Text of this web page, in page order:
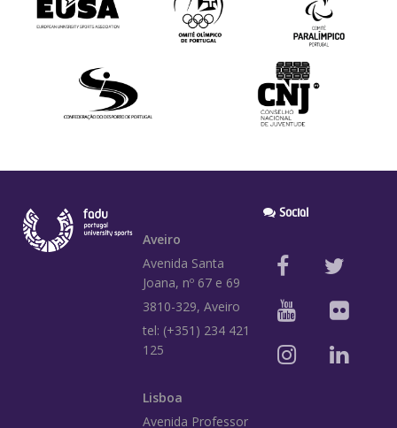
Aveiro
Avenida Santa
Joana, nº 67 e 69
3810-329, Aveiro
tel: (+351) 234 421
125
Lisboa
Avenida Professor
Social